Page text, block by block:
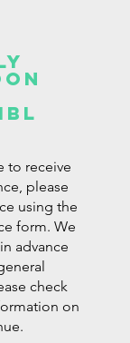
to receive
please
using the
form. We
advance
check
on